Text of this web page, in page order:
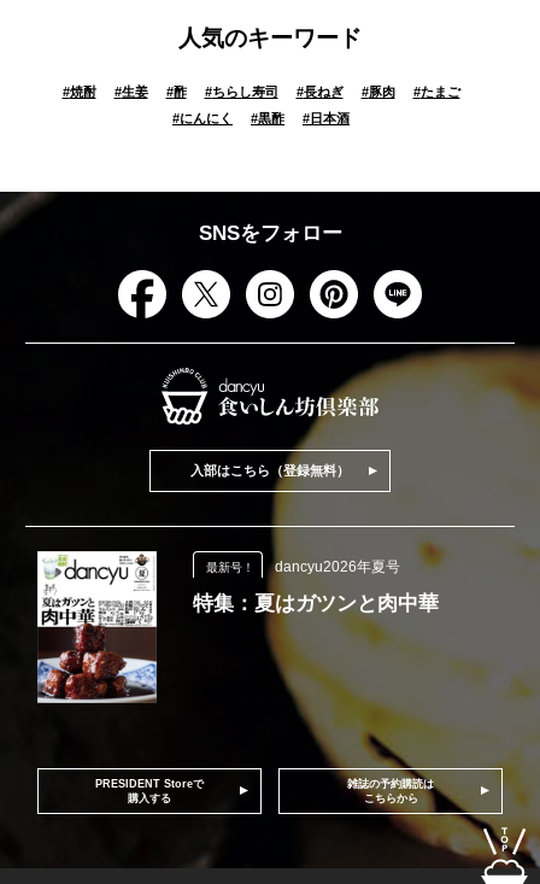
人気のキーワード
#焼酎 #生姜 #酢 #ちらし寿司 #長ねぎ #豚肉 #たまご
#にんにく #黒酢 #日本酒
SNSをフォロー
入部はこちら（登録無料）
最新号！ dancyu2026年夏号
特集：夏はガツンと肉中華
PRESIDENT Storeで
購入する
雑誌の予約購読は
こちらから